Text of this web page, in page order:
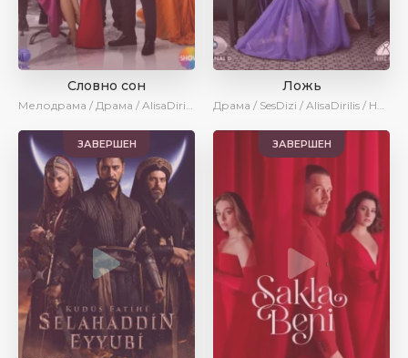
Словно сон
Мелодрама / Драма / AlisaDirilis / Сериалы 2025
Ложь
Драма / SesDizi / AlisaDirilis / Новинки / Сериалы 2024
ЗАВЕРШЕН ЗАВЕРШЕН